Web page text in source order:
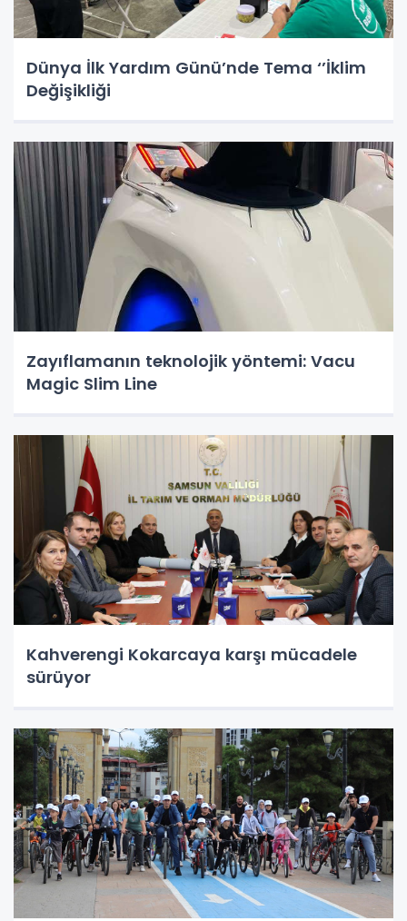
​​​​​​​Dünya İlk Yardım Günü’nde Tema ‘’İklim
Değişikliği
Zayıflamanın teknolojik yöntemi: Vacu
Magic Slim Line
Kahverengi Kokarcaya karşı mücadele
sürüyor